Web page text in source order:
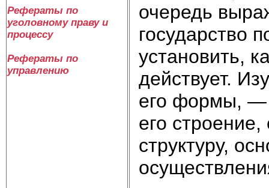
Рефераты по
уголовному праву и
процессу
Рефераты по
управлению
очередь
государство
установить,
действует.
его формы, —
его
структуру,